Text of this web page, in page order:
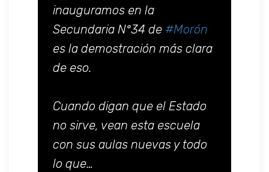
inauguramos en la
Secundaria N°34 de #Morón
es la demostración más clara
de eso.
Cuando digan que el Estado
no sirve, vean esta escuela
con sus aulas nuevas y todo
lo que…